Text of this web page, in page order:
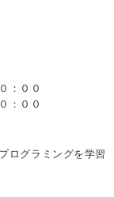
：００
：００
ログラミングを学習